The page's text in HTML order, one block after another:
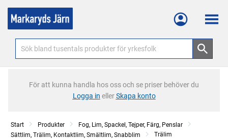
Meny
För att kunna handla hos oss och se priser behöver du
Logga in ellerSkapa konto
Start Produkter
Fog, Lim, Spackel, Tejper, Färg, Penslar
Sättlim, Trälim, Kontaktlim, Smältlim, Snabblim
Trälim